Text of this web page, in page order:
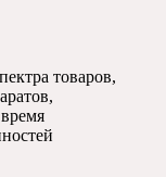
товаров,